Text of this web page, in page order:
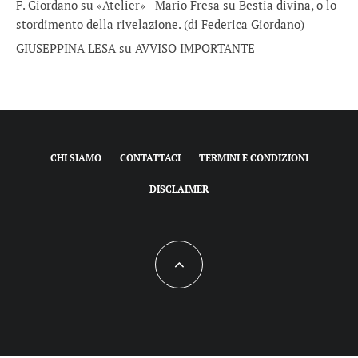
F. Giordano su «Atelier» - Mario Fresa su Bestia divina, o lo
stordimento della rivelazione. (di Federica Giordano)
GIUSEPPINA LESAsu AVVISO IMPORTANTE
CHI SIAMO CONTATTACI TERMINI E CONDIZIONI
DISCLAIMER